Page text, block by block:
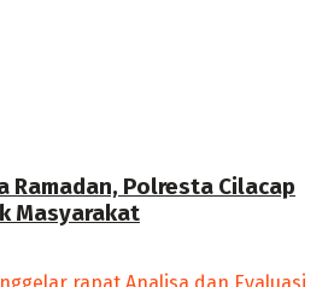
Ramadan, Polresta Cilacap
Masyarakat